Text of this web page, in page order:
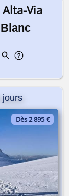
Alta-Via
jours
Dès 2 895 €